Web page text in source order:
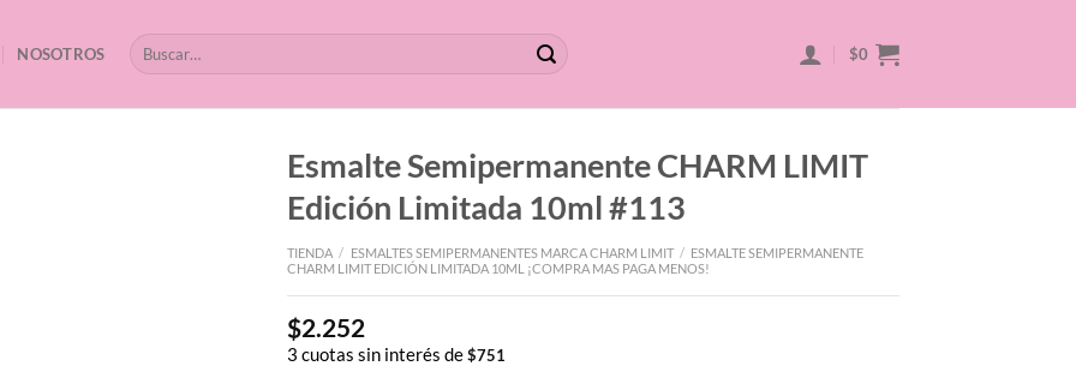
NOSOTROS
Buscar
por:
$0
Esmalte Semipermanente CHARM LIMIT
Edición Limitada 10ml #113
TIENDA / ESMALTES SEMIPERMANENTES MARCA CHARM LIMIT / ESMALTE SEMIPERMANENTE
CHARM LIMIT EDICIÓN LIMITADA 10ML ¡COMPRA MAS PAGA MENOS!
$2.252
3 cuotas sin interés de$751